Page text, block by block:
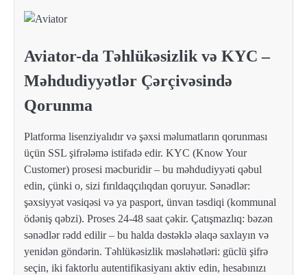
Aviator-da Təhlükəsizlik və KYC –
Məhdudiyyətlər Çərçivəsində
Qorunma
Platforma lisenziyalıdır və şəxsi məlumatların qorunması
üçün SSL şifrələmə istifadə edir. KYC (Know Your
Customer) prosesi məcburidir – bu məhdudiyyəti qəbul
edin, çünki o, sizi fırıldaqçılıqdan qoruyur. Sənədlər:
şəxsiyyət vəsiqəsi və ya pasport, ünvan təsdiqi (kommunal
ödəniş qəbzi). Proses 24-48 saat çəkir. Çatışmazlıq: bəzən
sənədlər rədd edilir – bu halda dəstəklə əlaqə saxlayın və
yenidən göndərin. Təhlükəsizlik məsləhətləri: güclü şifrə
seçin, iki faktorlu autentifikasiyanı aktiv edin, hesabınızı